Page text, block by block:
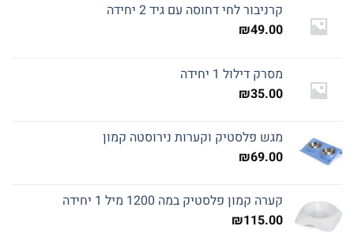
קרניבור לחי דחוסה עם גיד 2 יחידה
₪49.00
מסרק דילול 1 יחידה
₪35.00
מגש פלסטיק וקערות נירוסטה קמון
₪69.00
קערה קמון פלסטיק במה 1200 מיל 1 יחידה
₪115.00